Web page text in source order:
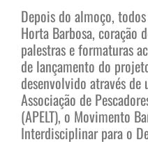
Depois do almoço,
Horta Barbosa, coração
palestras e formaturas
de lançamento do
desenvolvido através
Associação de
(APELT), o Movimento
Interdisciplinar para o